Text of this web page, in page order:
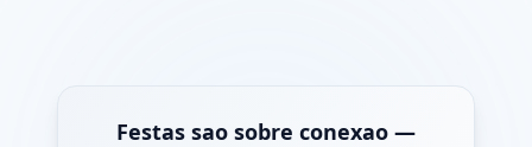
Festas sao sobre conexao —